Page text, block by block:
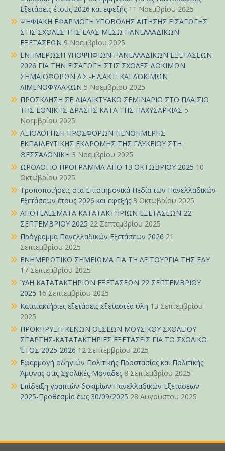
Εξετάσεις έτους 2026 και εφεξής 11 Νοεμβρίου 2025
ΨΗΦΙΑΚΗ ΕΦΑΡΜΟΓΗ ΥΠΟΒΟΛΗΣ ΑΙΤΗΣΗΣ ΕΙΣΑΓΩΓΗΣ
ΣΤΙΣ ΣΧΟΛΕΣ ΤΗΣ ΕΛΑΣ ΜΕΣΩ ΠΑΝΕΛΛΑΔΙΚΩΝ
ΕΞΕΤΑΣΕΩΝ 9 Νοεμβρίου 2025
ΕΝΗΜΕΡΩΣΗ ΥΠΟΨΗΦΙΩΝ ΠΑΝΕΛΛΑΔΙΚΩΝ ΕΞΕΤΑΣΕΩΝ
2026 ΓΙΑ ΤΗΝ ΕΙΣΑΓΩΓΗ ΣΤΙΣ ΣΧΟΛΕΣ ΔΟΚΙΜΩΝ
ΣΗΜΑΙΟΦΟΡΩΝ Λ.Σ.-Ε.Λ.ΑΚΤ. ΚΑΙ ΔΟΚΙΜΩΝ
ΛΙΜΕΝΟΦΥΛΑΚΩΝ 5 Νοεμβρίου 2025
ΠΡΟΣΚΛΗΣΗ ΣΕ ΔΙΑΔΙΚΤΥΑΚΟ ΣΕΜΙΝΑΡΙΟ ΣΤΟ ΠΛΑΙΣΙΟ
ΤΗΣ ΕΘΝΙΚΗΣ ΔΡΑΣΗΣ ΚΑΤΑ ΤΗΣ ΠΑΧΥΣΑΡΚΙΑΣ 5
Νοεμβρίου 2025
ΑΞΙΟΛΟΓΗΣΗ ΠΡΟΣΦΟΡΩΝ ΠΕΝΘΗΜΕΡΗΣ
ΕΚΠΑΙΔΕΥΤΙΚΗΣ ΕΚΔΡΟΜΗΣ ΤΗΣ Γ΄ΛΥΚΕΙΟΥ ΣΤΗ
ΘΕΣΣΑΛΟΝΙΚΗ 3 Νοεμβρίου 2025
ΩΡΟΛΟΓΙΟ ΠΡΟΓΡΑΜΜΑ ΑΠΟ 13 ΟΚΤΩΒΡΙΟΥ 2025 10
Οκτωβρίου 2025
Τροποποιήσεις στα Επιστημονικά Πεδία των Πανελλαδικών
Εξετάσεων έτους 2026 και εφεξής 3 Οκτωβρίου 2025
ΑΠΟΤΕΛΕΣΜΑΤΑ ΚΑΤΑΤΑΚΤΗΡΙΩΝ ΕΞΕΤΑΣΕΩΝ 22
ΣΕΠΤΕΜΒΡΙΟΥ 2025 22 Σεπτεμβρίου 2025
Πρόγραμμα Πανελλαδικών Εξετάσεων 2026 21
Σεπτεμβρίου 2025
ΕΝΗΜΕΡΩΤΙΚΟ ΣΗΜΕΙΩΜΑ ΓΙΑ ΤΗ ΛΕΙΤΟΥΡΓΙΑ ΤΗΣ ΕΔΥ
17 Σεπτεμβρίου 2025
ΎΛΗ ΚΑΤΑΤΑΚΤΗΡΙΩΝ ΕΞΕΤΑΣΕΩΝ 22 ΣΕΠΤΕΜΒΡΙΟΥ
2025 16 Σεπτεμβρίου 2025
Κατατακτήριες εξετάσεις-εξεταστέα ύλη 13 Σεπτεμβρίου
2025
ΠΡΟΚΗΡΥΞΗ ΚΕΝΩΝ ΘΕΣΕΩΝ ΜΟΥΣΙΚΟΥ ΣΧΟΛΕΙΟΥ
ΣΠΑΡΤΗΣ-ΚΑΤΑΤΑΚΤΗΡΙΕΣ ΕΞΕΤΑΣΕΙΣ ΓΙΑ ΤΟ ΣΧΟΛΙΚΟ
ΈΤΟΣ 2025-2026 12 Σεπτεμβρίου 2025
Εφαρμογή οδηγιών Πολιτικής Προστασίας και Πολιτικής
Άμυνας στις Σχολικές Μονάδες 8 Σεπτεμβρίου 2025
Επίδειξη γραπτών δοκιμίων Πανελλαδικών Εξετάσεων
2025-Προθεσμία έως 30/09/2025 28 Αυγούστου 2025